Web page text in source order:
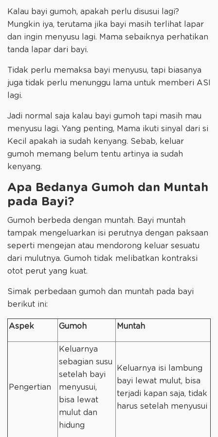
Kalau bayi gumoh, apakah perlu disusui lagi?
Mungkin iya, terutama jika bayi masih terlihat lapar
dan ingin menyusu lagi. Mama sebaiknya perhatikan
tanda lapar dari bayi.
Tidak perlu memaksa bayi menyusu, tapi biasanya
juga tidak perlu menunggu lama untuk memberi ASI
lagi.
Jadi normal saja kalau bayi gumoh tapi masih mau
menyusu lagi. Yang penting, Mama ikuti sinyal dari si
Kecil apakah ia sudah kenyang. Sebab, keluar
gumoh memang belum tentu artinya ia sudah
kenyang.
Apa Bedanya Gumoh dan Muntah
pada Bayi?
Gumoh berbeda dengan muntah. Bayi muntah
tampak mengeluarkan isi perutnya dengan paksaan
seperti mengejan atau mendorong keluar sesuatu
dari mulutnya. Gumoh tidak melibatkan kontraksi
otot perut yang kuat.
Simak perbedaan gumoh dan muntah pada bayi
berikut ini:
Aspek Gumoh Muntah
Pengertian
Keluarnya
sebagian susu
setelah bayi
menyusui,
bisa lewat
mulut dan
hidung
Keluarnya isi lambung
bayi lewat mulut, bisa
terjadi kapan saja, tidak
harus setelah menyusui